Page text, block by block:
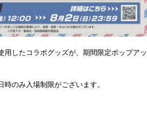
したコラボグッズが、期間限定ポップアッ
のみ入場制限がございます。